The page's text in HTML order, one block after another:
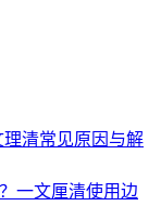
理清常见原因与解
一文厘清使用边